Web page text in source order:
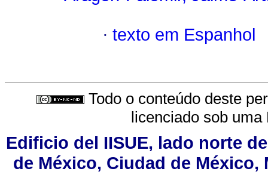
· texto em Espanhol
Todo o conteúdo deste
licenciado sob uma
Edificio del IISUE, lado norte
de México, Ciudad de México,